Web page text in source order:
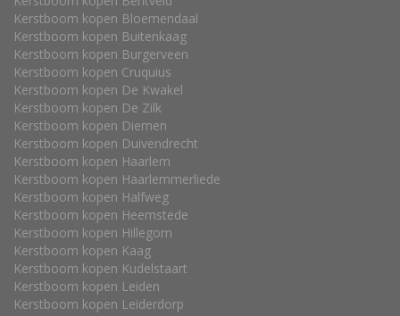
Kerstboom kopen Bloemendaal
Kerstboom kopen Buitenkaag
Kerstboom kopen Burgerveen
Kerstboom kopen Cruquius
Kerstboom kopen De Kwakel
Kerstboom kopen De Zilk
Kerstboom kopen Diemen
Kerstboom kopen Duivendrecht
Kerstboom kopen Haarlem
Kerstboom kopen Haarlemmerliede
Kerstboom kopen Halfweg
Kerstboom kopen Heemstede
Kerstboom kopen Hillegom
Kerstboom kopen Kaag
Kerstboom kopen Kudelstaart
Kerstboom kopen Leiden
Kerstboom kopen Leiderdorp